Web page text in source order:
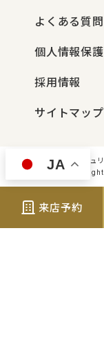
よくある質問
個人情報保
採用情報
サイトマップ
センチュ
来店予約
JA